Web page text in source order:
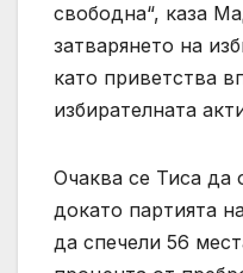
свободна“, каза
затварянето на
като приветства
избирателната
Очаква се Тиса да
докато партията
да спечели 56